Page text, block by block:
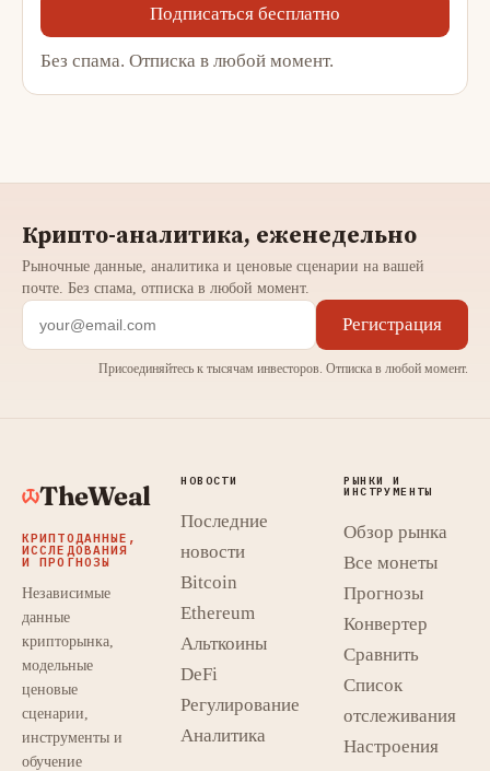
Подписаться бесплатно
Без спама. Отписка в любой момент.
Крипто-аналитика, еженедельно
Рыночные данные, аналитика и ценовые сценарии на вашей
почте. Без спама, отписка в любой момент.
Регистрация
Присоединяйтесь к тысячам инвесторов. Отписка в любой момент.
TheWeal
КРИПТОДАННЫЕ,
ИССЛЕДОВАНИЯ
И ПРОГНОЗЫ
Независимые
данные
крипторынка,
модельные
ценовые
сценарии,
инструменты и
обучение
НОВОСТИ
Последние
новости
Bitcoin
Ethereum
Альткоины
DeFi
Регулирование
Аналитика
РЫНКИ И
ИНСТРУМЕНТЫ
Обзор рынка
Все монеты
Прогнозы
Конвертер
Сравнить
Список
отслеживания
Настроения